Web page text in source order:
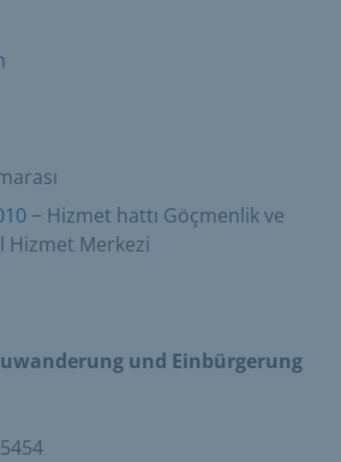
− Hizmet hattı Göçmenlik ve
Hizmet Merkezi
und Einbürgerung